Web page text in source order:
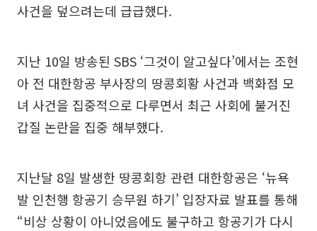
사건을 덮으려는데 급급했다.
지난 10일 방송된 SBS ‘그것이 알고싶다’에서는 조현
아 전 대한항공 부사장의 땅콩회황 사건과 백화점 모
녀 사건을 집중적으로 다루면서 최근 사회에 불거진
갑질 논란을 집중 해부했다.
지난달 8일 발생한 땅콩회항 관련 대한항공은 ‘뉴욕
발 인천행 항공기 승무원 하기’ 입장자료 발표를 통해
“비상 상황이 아니었음에도 불구하고 항공기가 다시